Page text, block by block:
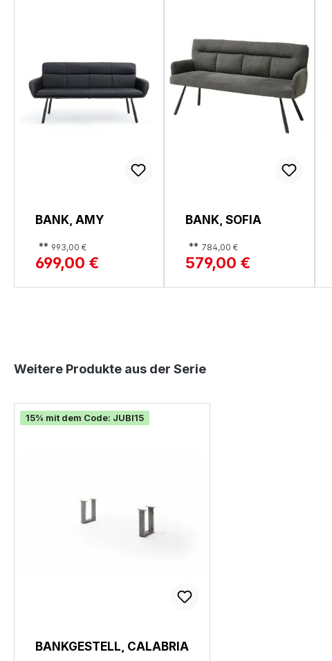
BANK, AMY
** 993,00 €
699,00 €
BANK, SOFIA
** 784,00 €
579,00 €
Produktgalerie überspringen
Weitere Produkte aus der Serie
15% mit dem Code: JUBI15
BANKGESTELL, CALABRIA